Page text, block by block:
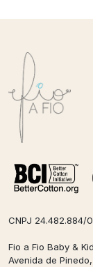
CNPJ 24.482.884/
Fio a Fio Baby &
Avenida de